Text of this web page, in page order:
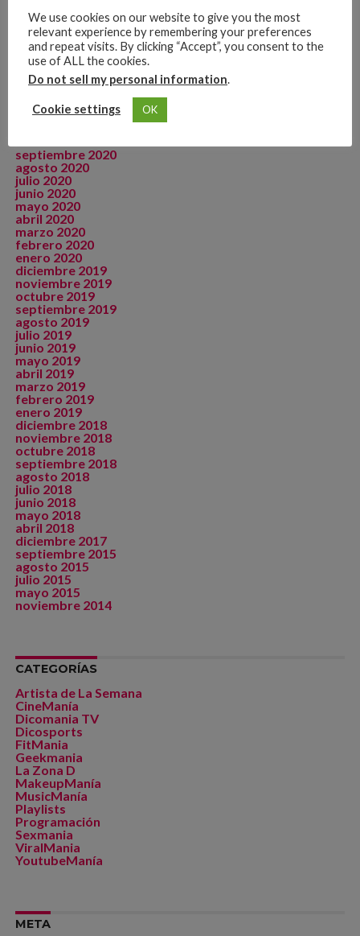
agosto 2021
julio 2021
junio 2021
mayo 2021
abril 2021
marzo 2021
febrero 2021
enero 2021
diciembre 2020
septiembre 2020
agosto 2020
julio 2020
junio 2020
mayo 2020
abril 2020
marzo 2020
febrero 2020
enero 2020
diciembre 2019
noviembre 2019
octubre 2019
septiembre 2019
agosto 2019
julio 2019
junio 2019
mayo 2019
abril 2019
marzo 2019
febrero 2019
enero 2019
diciembre 2018
noviembre 2018
octubre 2018
septiembre 2018
agosto 2018
julio 2018
junio 2018
mayo 2018
abril 2018
diciembre 2017
septiembre 2015
agosto 2015
julio 2015
mayo 2015
noviembre 2014
CATEGORÍAS
Artista de La Semana
CineManía
Dicomania TV
Dicosports
FitMania
Geekmania
La Zona D
MakeupManía
MusicManía
Playlists
Programación
Sexmania
ViralMania
YoutubeManía
META
We use cookies on our website to give you the most
relevant experience by remembering your preferences
and repeat visits. By clicking “Accept”, you consent to the
use of ALL the cookies.
Do not sell my personal information.
Cookie settings OK